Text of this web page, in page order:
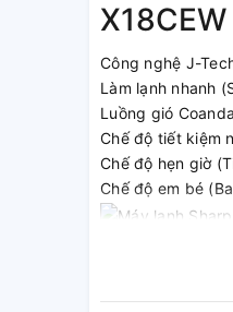
X18CEW
Công nghệ J-
Làm lạnh nhanh
Luồng gió
Chế độ tiết kiệm
Chế độ hẹn giờ
Chế độ em bé
Công
Máy lạnh Sharp